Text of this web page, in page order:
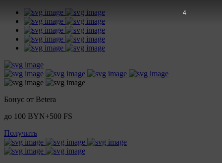
Бонус от Betera
до 100 BYN+500 FS
Получить
3